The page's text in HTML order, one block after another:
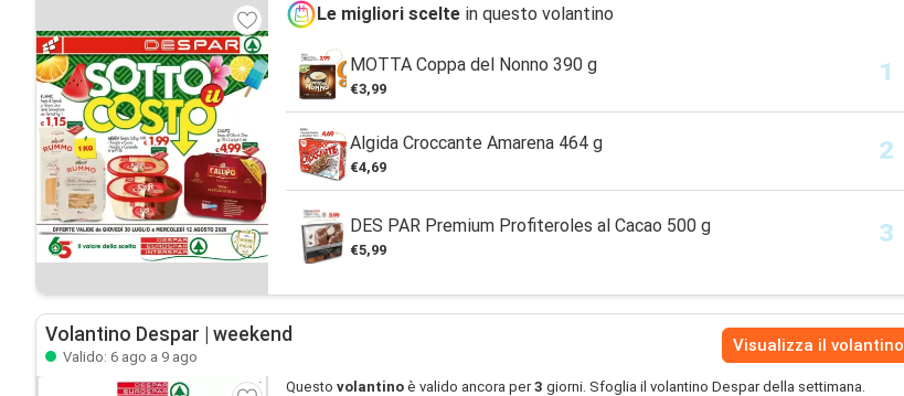
Le migliori scelte in questo volantino
MOTTA Coppa del Nonno 390 g
€3,99
Algida Croccante Amarena 464 g
€4,69
DES PAR Premium Profiteroles al Cacao 500 g
€5,99
Volantino Despar | weekend
Valido: 6 ago a 9 ago
Visualizza il volantino
Questo volantino è valido ancora per3 giorni. Sfoglia il volantino Despar della settimana.